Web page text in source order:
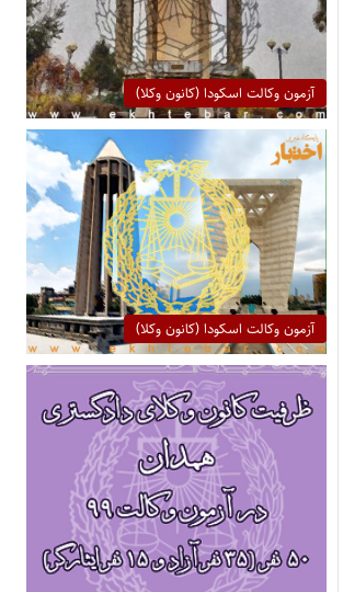
آزمون وکالت اسکودا (کانون وکلا)
آزمون وکالت اسکودا (کانون وکلا)